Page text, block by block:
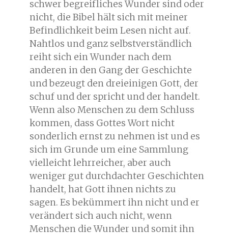
schwer begreifliches Wunder sind oder
nicht, die Bibel hält sich mit meiner
Befindlichkeit beim Lesen nicht auf.
Nahtlos und ganz selbstverständlich
reiht sich ein Wunder nach dem
anderen in den Gang der Geschichte
und bezeugt den dreieinigen Gott, der
schuf und der spricht und der handelt.
Wenn also Menschen zu dem Schluss
kommen, dass Gottes Wort nicht
sonderlich ernst zu nehmen ist und es
sich im Grunde um eine Sammlung
vielleicht lehrreicher, aber auch
weniger gut durchdachter Geschichten
handelt, hat Gott ihnen nichts zu
sagen. Es bekümmert ihn nicht und er
verändert sich auch nicht, wenn
Menschen die Wunder und somit ihn